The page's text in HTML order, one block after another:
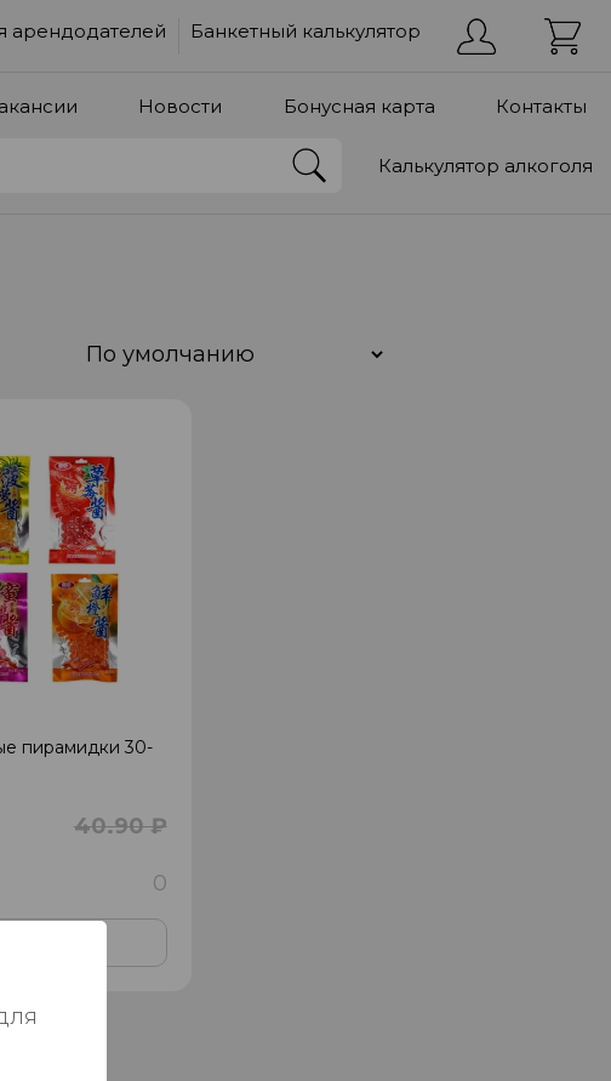
арендодателей Банкетный калькулятор
Новости Бонусная карта Контакты
Калькулятор алкоголя
пирамидки 30-
40.90 ₽
0